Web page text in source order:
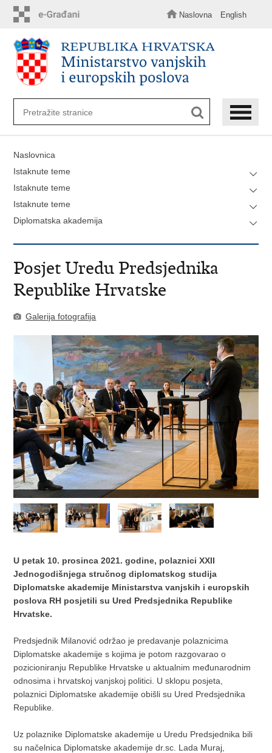
sadržaj
Naslovna English
Naslovnica
Istaknute teme
Istaknute teme
Istaknute teme
Diplomatska akademija
Posjet Uredu Predsjednika
Republike Hrvatske
Galerija fotografija
U petak 10. prosinca 2021. godine, polaznici XXII
Jednogodišnjega stručnog diplomatskog studija
Diplomatske akademije Ministarstva vanjskih i europskih
poslova RH posjetili su Ured Predsjednika Republike
Hrvatske.
Predsjednik Milanović održao je predavanje polaznicima
Diplomatske akademije s kojima je potom razgovarao o
pozicioniranju Republike Hrvatske u aktualnim međunarodnim
odnosima i hrvatskoj vanjskoj politici. U sklopu posjeta,
polaznici Diplomatske akademije obišli su Ured Predsjednika
Republike.
Uz polaznike Diplomatske akademije u Uredu Predsjednika bili
su načelnica Diplomatske akademije dr.sc. Lada Muraj,